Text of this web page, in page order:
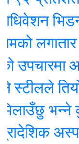
भिडन्त:
लगातार
तिर्यो
भन्ने